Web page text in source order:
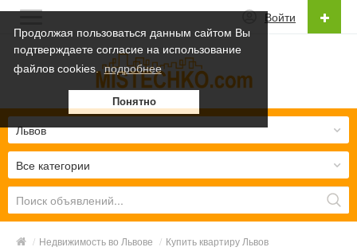
Продолжая пользоваться данным сайтом Вы
подтверждаете согласие на использование
файлов cookies. подробнее
Понятно
Войти
Русский
Українська
Русский
Все категории
Львов
/ Недвижимость во Львове / Купить квартиру Львов